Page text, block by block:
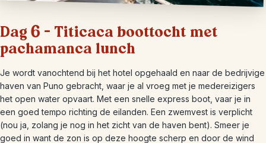
Dag 6 – Titicaca boottocht met
pachamanca lunch
Je wordt vanochtend bij het hotel opgehaald en naar de bedrijvige
haven van Puno gebracht, waar je al vroeg met je medereizigers
het open water opvaart. Met een snelle express boot, vaar je in
een goed tempo richting de eilanden. Een zwemvest is verplicht
(nou ja, zolang je nog in het zicht van de haven bent). Smeer je
goed in want de zon is op deze hoogte scherp en door de wind